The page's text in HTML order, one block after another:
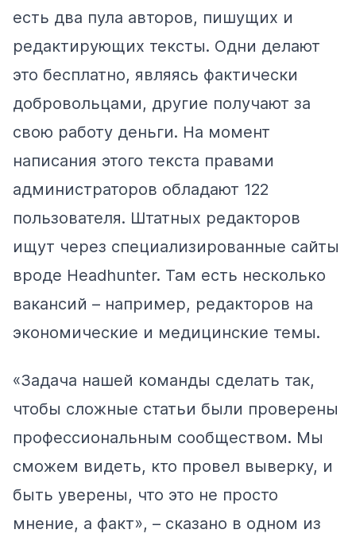
есть два пула авторов, пишущих и
редактирующих тексты. Одни делают
это бесплатно, являясь фактически
добровольцами, другие получают за
свою работу деньги. На момент
написания этого текста правами
администраторов обладают 122
пользователя. Штатных редакторов
ищут через специализированные сайты
вроде Headhunter. Там есть несколько
вакансий – например, редакторов на
экономические и медицинские темы.
«Задача нашей команды сделать так,
чтобы сложные статьи были проверены
профессиональным сообществом. Мы
сможем видеть, кто провел выверку, и
быть уверены, что это не просто
мнение, а факт», – сказано в одном из